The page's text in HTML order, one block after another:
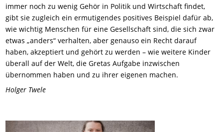
immer noch zu wenig Gehör in Politik und Wirtschaft findet,
gibt sie zugleich ein ermutigendes positives Beispiel dafür ab,
wie wichtig Menschen für eine Gesellschaft sind, die sich zwar
etwas „anders“verhalten, aber genauso ein Recht darauf
haben, akzeptiert und gehört zu werden – wieweitere Kinder
überall auf der Welt, dieGretas Aufgabe inzwischen
übernommen haben und zu ihrer eigenen machen.
Holger Twele